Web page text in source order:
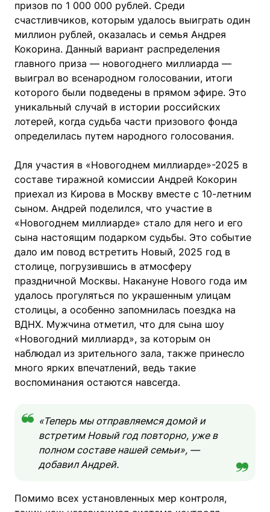
призов по 1 000 000 рублей. Среди
счастливчиков, которым удалось выиграть один
миллион рублей, оказалась и семья Андрея
Кокорина. Данный вариант распределения
главного приза — новогоднего миллиарда —
выиграл во всенародном голосовании, итоги
которого были подведены в прямом эфире. Это
уникальный случай в истории российских
лотерей, когда судьба части призового фонда
определилась путем народного голосования.
Для участия в «Новогоднем миллиарде»-2025 в
составе тиражной комиссии Андрей Кокорин
приехал из Кирова в Москву вместе с 10-летним
сыном. Андрей поделился, что участие в
«Новогоднем миллиарде» стало для него и его
сына настоящим подарком судьбы. Это событие
дало им повод встретить Новый, 2025 год в
столице, погрузившись в атмосферу
праздничной Москвы. Накануне Нового года им
удалось прогуляться по украшенным улицам
столицы, а особенно запомнилась поездка на
ВДНХ. Мужчина отметил, что для сына шоу
«Новогодний миллиард», за которым он
наблюдал из зрительного зала, также принесло
много ярких впечатлений, ведь такие
воспоминания остаются навсегда.
«Теперь мы отправляемся домой и
встретим Новый год повторно, уже в
полном составе нашей семьи», —
добавил Андрей.
Помимо всех установленных мер контроля,